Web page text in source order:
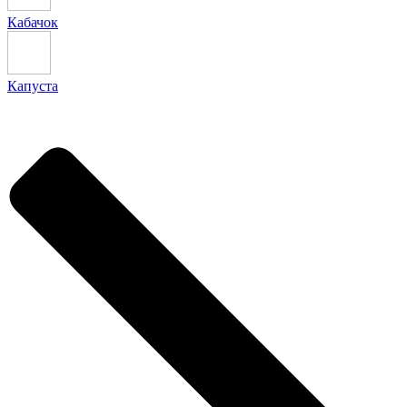
Кабачок
Капуста